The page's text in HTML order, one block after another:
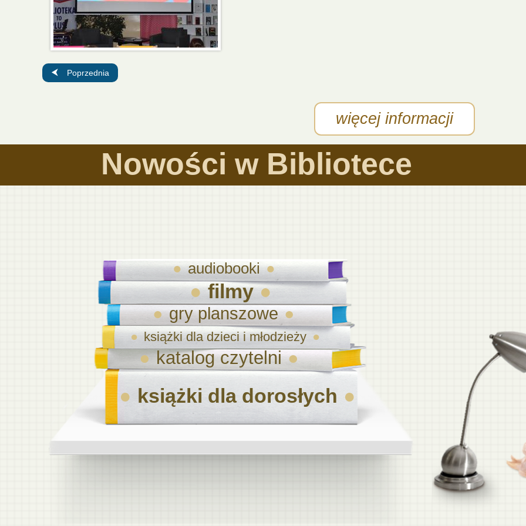
Poprzednia strona: O tożsamości, emocjach i akceptacji – wyjątkowy pokaz filmu "Być jak Mikołaj"
Poprzednia
więcej informacji
Nowości w Bibliotece
audiobooki
filmy
gry planszowe
książki dla dzieci i młodzieży
katalog czytelni
książki dla dorosłych